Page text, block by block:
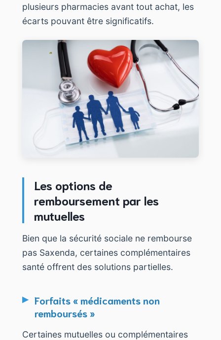
plusieurs pharmacies avant tout achat, les
écarts pouvant être significatifs.
Les options de
remboursement par les
mutuelles
Bien que la sécurité sociale ne rembourse
pas Saxenda, certaines complémentaires
santé offrent des solutions partielles.
Forfaits « médicaments non
remboursés »
Certaines mutuelles ou complémentaires